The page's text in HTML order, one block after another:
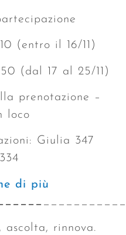
(entro il 16/11)
(dal 17 al 25/11)
prenotazione –
loco
Giulia 347
di più
ascolta, rinnova.